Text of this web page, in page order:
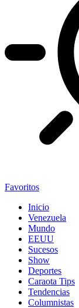
Favoritos
Inicio
Venezuela
Mundo
EEUU
Sucesos
Show
Deportes
Caraota Tips
Tendencias
Columnistas